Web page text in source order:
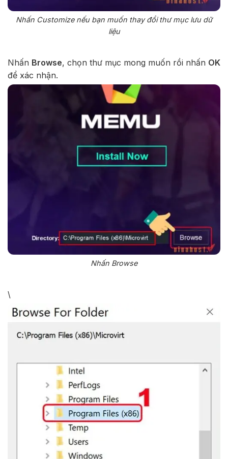
Nhấn Customize nếu bạn muốn thay đổi thư mục lưu dữ
liệu
Nhấn Browse, chọn thư mục mong muốn rồi nhấn OK
để xác nhận.
Nhấn Browse
\